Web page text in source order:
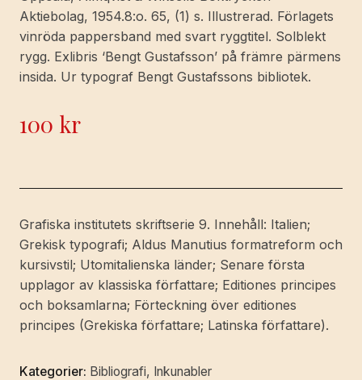
Aktiebolag, 1954.8:o. 65, (1) s. Illustrerad. Förlagets
vinröda pappersband med svart ryggtitel. Solblekt
rygg. Exlibris ‘Bengt Gustafsson’ på främre pärmens
insida. Ur typograf Bengt Gustafssons bibliotek.
100 kr
Grafiska institutets skriftserie 9. Innehåll: Italien;
Grekisk typografi; Aldus Manutius formatreform och
kursivstil; Utomitalienska länder; Senare första
upplagor av klassiska författare; Editiones principes
och boksamlarna; Förteckning över editiones
principes (Grekiska författare; Latinska författare).
Kategorier: Bibliografi, Inkunabler